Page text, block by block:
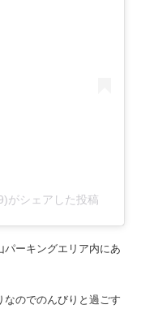
がシェアした投稿
ーキングエリア内にあ
のでのんびりと過ごす